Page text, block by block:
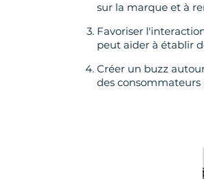
sur la marque et à
Favoriser
peut aider à établir
Créer un buzz
des consommateurs